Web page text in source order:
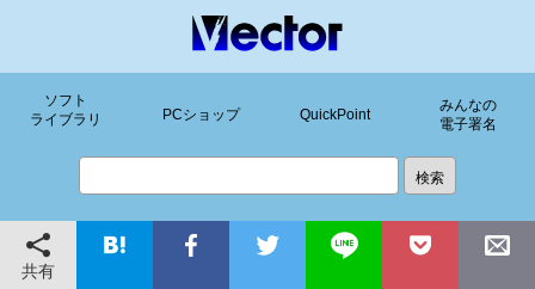
ソフト
ライブラリ
PCショップ QuickPoint
みんなの
電子署名
共有